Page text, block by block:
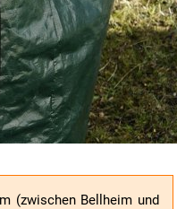
(zwischen Bellheim und